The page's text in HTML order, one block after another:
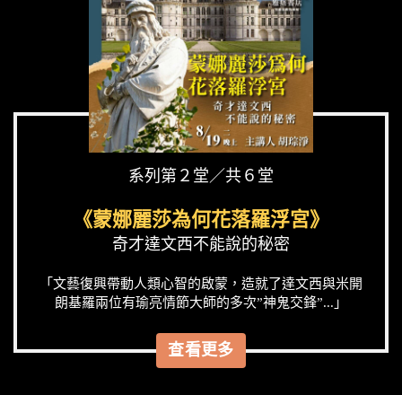
系列第２堂／共６堂
《蒙娜麗莎為何花落羅浮宮》
奇才達文西不能說的秘密
「文藝復興帶動人類心智的啟蒙，造就了達文西與米開
朗基羅兩位有瑜亮情節大師的多次”神鬼交鋒”...」
查看更多